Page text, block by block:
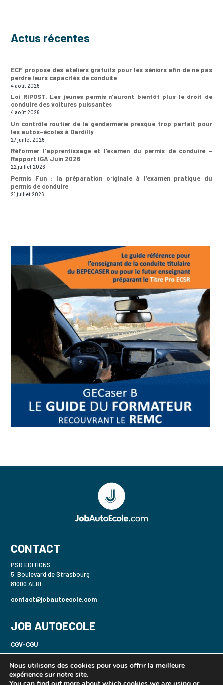
Actus récentes
ECF propose des ateliers gratuits pour les séniors afin de ne pas
perdre leurs capacités de conduite
4 août 2026
Loi RIPOST. Les jeunes permis n’auront bientôt plus le droit de
conduire des voitures puissantes
4 août 2026
Un contrôle routier de la gendarmerie presque trop parfait pour
les autos-écoles à Dardilly
27 juillet 2026
Réformer l’apprentissage et l’examen du permis de conduire –
Rapport IGA Juin 2026
22 juillet 2026
Permis Fun : la préparation originale à l’examen pratique du
permis de conduire
21 juillet 2026
CONTACT
PSR EDITIONS
5, Boulevard de Strasbourg
81000 ALBI
contact@jobautoecole.com
JOB AUTOECOLE
CGV-CGU
Mentions légales
Nous utilisons des cookies pour vous offrir la meilleure
expérience sur notre site.